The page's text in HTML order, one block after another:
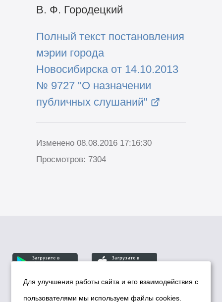
В. Ф. Городецкий
Полный текст постановления
мэрии города
Новосибирска от 14.10.2013
№ 9727 "О назначении
публичных слушаний"
Изменено 08.08.2016 17:16:30
Просмотров: 7304
Для улучшения работы сайта и его взаимодействия с
пользователями мы используем файлы cookies.